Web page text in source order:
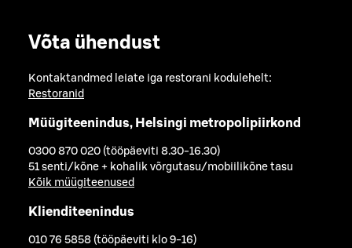
Võta ühendust
Kontaktandmed leiate iga restorani kodulehelt:
Restoranid
Müügiteenindus, Helsingi metropolipiirkond
0300 870 020 (tööpäeviti 8.30-16.30)
51 senti/kõne + kohalik võrgutasu/mobiilikõne tasu
Kõik müügiteenused
Klienditeenindus
010 76 5858 (tööpäeviti klo 9-16)